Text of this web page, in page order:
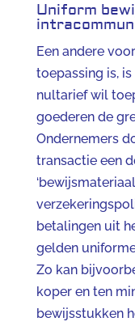
Uniform
Een andere
toepassing is,
nultarief wil
goederen de
Ondernemers
transactie een
betalingen uit
gelden
Zo kan
koper en ten
bewijsstukken